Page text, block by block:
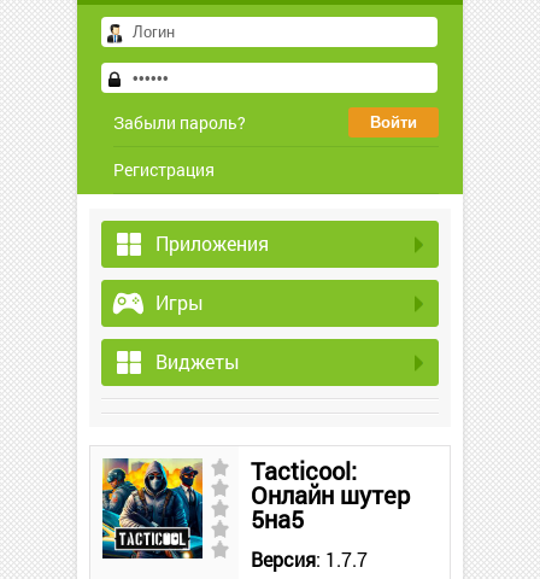
Забыли пароль?
Регистрация
Приложения
Игры
Виджеты
Tacticool:
Онлайн шутер
5на5
Версия: 1.7.7